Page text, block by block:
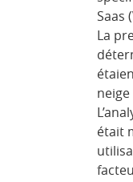
Saas
La
était